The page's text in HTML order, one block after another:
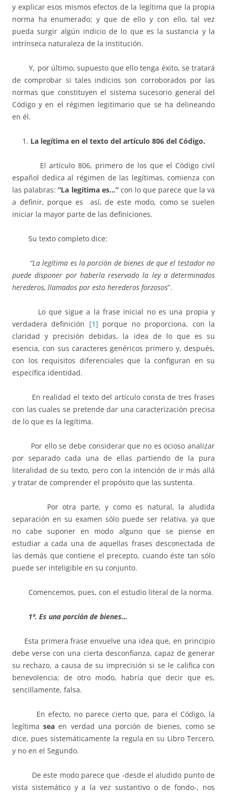
y explicar esos mismos efectos de la legítima que la propia
norma ha enumerado; y que de ello y con ello, tal vez
pueda surgir algún indicio de lo que es la sustancia y la
intrínseca naturaleza de la institución.
Y, por último, supuesto que ello tenga éxito, se tratará
de comprobar si tales indicios son corroborados por las
normas que constituyen el sistema sucesorio general del
Código y en el régimen legitimario que se ha delineando
en él.
La legítima en el texto del artículo 806 del Código.
El artículo 806, primero de los que el Código civil
español dedica al régimen de las legítimas, comienza con
las palabras:“La legítima es…”con lo que parece que la va
a definir, porque es así, de este modo, como se suelen
iniciar la mayor parte de las definiciones.
Su texto completo dice:
“La legítima es la porción de bienes de que el testador no
puede disponer por haberla reservado la ley a determinados
herederos, llamados por esto herederos forzosos”.
Lo que sigue a la frase inicial no es una propia y
verdadera definición [1] porque no proporciona, con la
claridad y precisión debidas, la idea de lo que es su
esencia, con sus caracteres genéricos primero y, después,
con los requisitos diferenciales que la configuran en su
específica identidad.
En realidad el texto del artículo consta de tres frases
con las cuales se pretende dar una caracterización precisa
de lo que es la legítima.
Por ello se debe considerar que no es ocioso analizar
por separado cada una de ellas partiendo de la pura
literalidad de su texto, pero con la intención de ir más allá
y tratar de comprender el propósito que las sustenta.
Por otra parte, y como es natural, la aludida
separación en su examen sólo puede ser relativa, ya que
no cabe suponer en modo alguno que se piense en
estudiar a cada una de aquellas frases desconectada de
las demás que contiene el precepto, cuando éste tan sólo
puede ser inteligible en su conjunto.
Comencemos, pues, con el estudio literal de la norma.
1ª. Es una porción de bienes…
Esta primera frase envuelve una idea que, en principio
debe verse con una cierta desconfianza, capaz de generar
su rechazo, a causa de su imprecisión si se le califica con
benevolencia; de otro modo, habría que decir que es,
sencillamente, falsa.
En efecto, no parece cierto que, para el Código, la
legítimaseaen verdad una porción de bienes, como se
dice, pues sistemáticamente la regula en su Libro Tercero,
y no en el Segundo.
De este modo parece que -desde el aludido punto de
vista sistemático y a la vez sustantivo o de fondo-, nos